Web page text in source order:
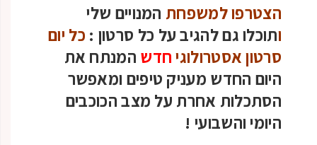
הצטרפו למשפחת המנויים שלי
ותוכלו גם להגיב על כל סרטון : כל יום
סרטון אסטרולוגיחדש המנתח את
היום החדש מעניק טיפים ומאפשר
הסתכלות אחרת על מצב הכוכבים
היומי והשבועי!